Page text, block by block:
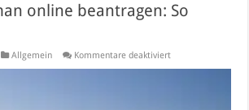
online beantragen: So
Allgemein Kommentare deaktiviertfür